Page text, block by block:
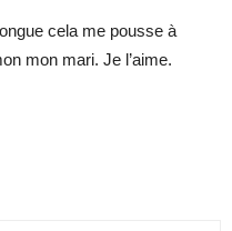
cela me pousse à
mon mari. Je l’aime.